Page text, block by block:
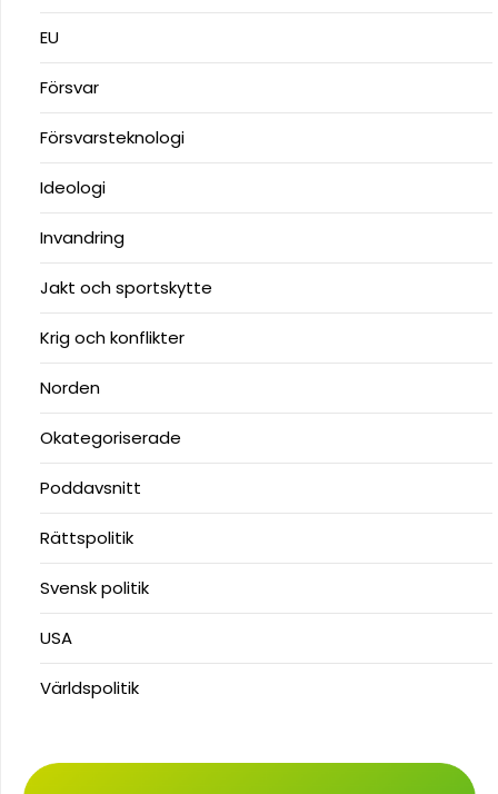
EU
Försvar
Försvarsteknologi
Ideologi
Invandring
Jakt och sportskytte
Krig och konflikter
Norden
Okategoriserade
Poddavsnitt
Rättspolitik
Svensk politik
USA
Världspolitik